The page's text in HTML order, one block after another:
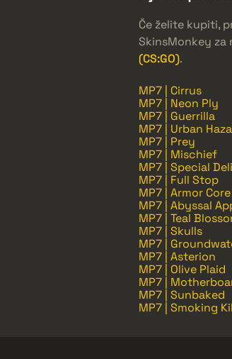
Če želite kupiti,
SkinsMonkey za
(CS:GO).
MP7 | Cirrus
MP7 | Neon Ply
MP7 | Guerrilla
MP7 | Urban
MP7 | Prey
MP7 | Mischief
MP7 | Special
MP7 | Full Stop
MP7 | Armor Core
MP7 | Abyssal
MP7 | Teal
MP7 | Skulls
MP7 |
MP7 | Asterion
MP7 | Olive Plaid
MP7 |
MP7 | Sunbaked
MP7 | Smoking